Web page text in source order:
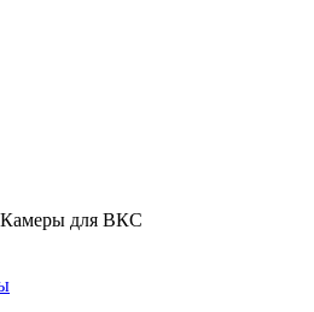
Камеры для ВКС